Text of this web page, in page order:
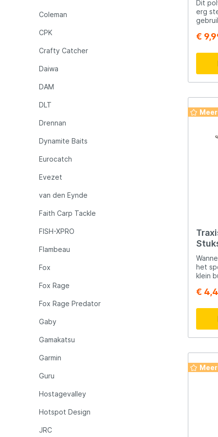
Salmo
Senshu
Spiderwire Spro
Traxis
Viper
Yuki
Coleman
CPK
Crafty Catcher
Daiwa
DAM
DLT
Drennan
Dynamite Baits
Eurocatch
Evezet
van den Eynde
Faith Carp Tackle
FISH-XPRO
Flambeau
Fox
Fox Rage
Fox Rage Predator
Gaby
Gamakatsu
Garmin
Guru
Hostagevalley
Hotspot Design
JRC
Dit
erg
€
het
klein
heeft
elke
juiste
€